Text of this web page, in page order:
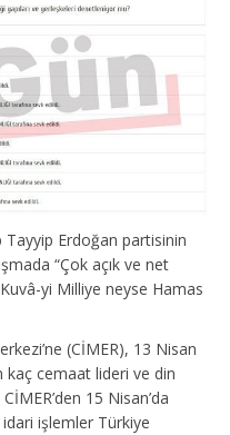
Tayyip Erdoğan partisinin
“Çok açık ve net
yi Milliye neyse Hamas
(CİMER), 13 Nisan
kaç cemaat lideri ve din
15 Nisan’da
işlemler Türkiye